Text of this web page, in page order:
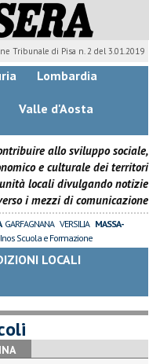
Tribunale di Pisa n. 2 del 3.01.2019
Lombardia
Valle d'Aosta
allo sviluppo sociale,
e culturale dei territori
locali divulgando notizie
i mezzi di comunicazione
GARFAGNANA VERSILIA MASSA-
Scuola e Formazione
LOCALI